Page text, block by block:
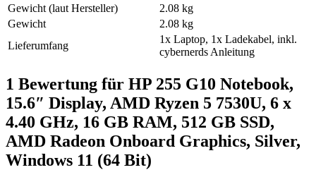
Gewicht (laut Hersteller)
2.08 kg
Gewicht
2.08 kg
Lieferumfang
1x Laptop, 1x Ladekabel, inkl.
cybernerds Anleitung
1 Bewertung für HP 255 G10 Notebook,
15.6″ Display, AMD Ryzen 5 7530U, 6 x
4.40 GHz, 16 GB RAM, 512 GB SSD,
AMD Radeon Onboard Graphics, Silver,
Windows 11 (64 Bit)